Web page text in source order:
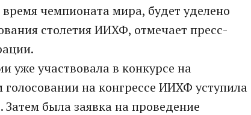
чемпионата мира, будет уделено
столетия ИИХФ, отмечает пресс-
уже участвовала в конкурсе на
на конгрессе ИИХФ уступила
была заявка на проведение